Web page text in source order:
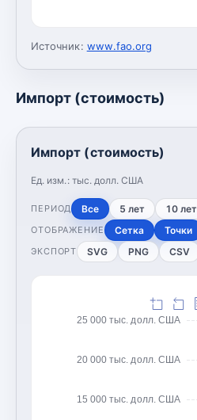
Источник: www.fao.org
Импорт (стоимость)
Импорт (стоимость)
Ед. изм.: тыс. долл. США
ПЕРИОД Все 5 лет 10 лет
ОТОБРАЖЕНИЕ Сетка Точки
ЭКСПОРТ SVG PNG CSV
15 000 тыс. долл. США
20 000 тыс. долл. США
25 000 тыс. долл. США